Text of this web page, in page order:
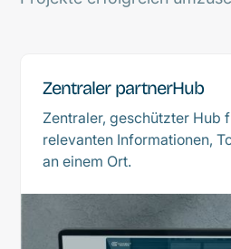
Zentraler partnerHub
Zentraler, geschützter Hub
relevanten Informationen,
an einem Ort.